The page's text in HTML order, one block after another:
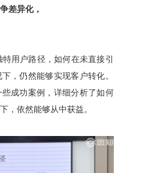
差异化，
用户路径，如何在未直接引
，仍然能够实现客户转化。
成功案例，详细分析了如何
，依然能够从中获益。